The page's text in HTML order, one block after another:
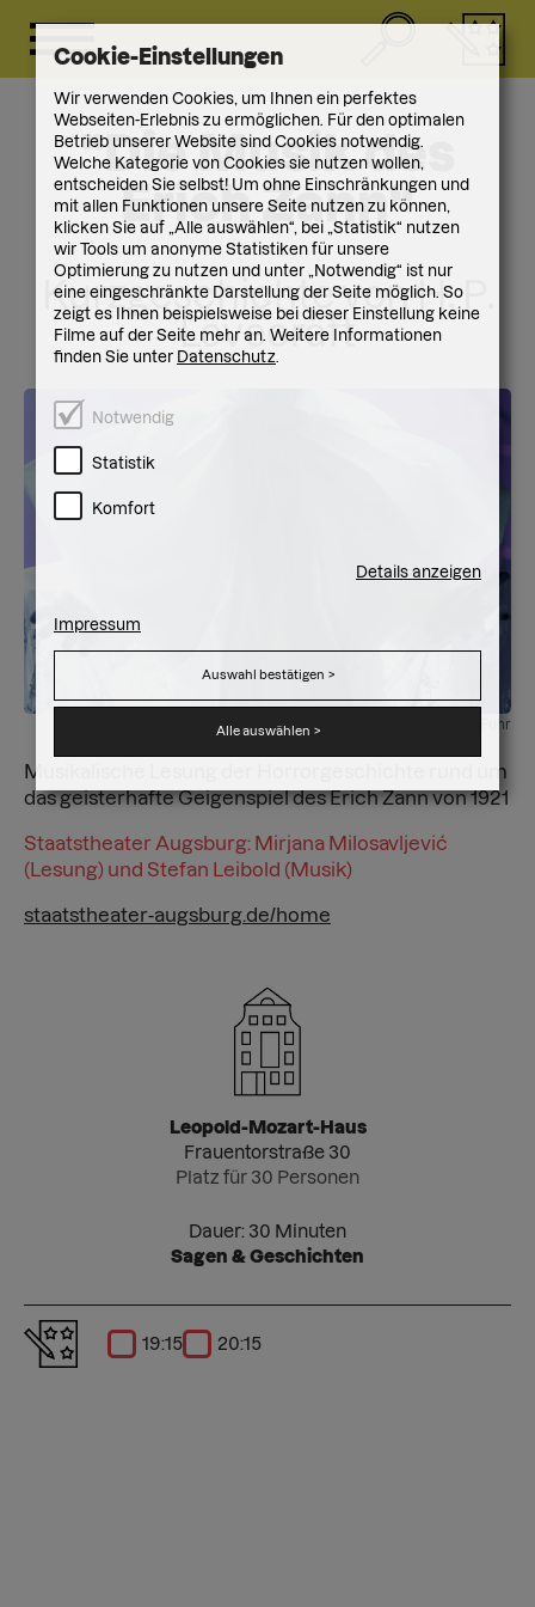
"Die Musik des
Erich Zann“
Kurzgeschichte von H. P.
Lovecraft
© Jan-Pieter Fuhr
Musikalische Lesung der Horrorgeschichte rund um
das geisterhafte Geigenspiel des Erich Zann von 1921
Staatstheater Augsburg: Mirjana Milosavljević
(Lesung) und Stefan Leibold (Musik)
staatstheater-augsburg.de/home
Leopold-Mozart-Haus
Frauentorstraße 30
Platz für 30 Personen
Dauer: 30 Minuten
Sagen & Geschichten
19:15 20:15
Cookie-Einstellungen
Wir verwenden Cookies, um Ihnen ein perfektes
Webseiten-Erlebnis zu ermöglichen. Für den optimalen
Betrieb unserer Website sind Cookies notwendig.
Welche Kategorie von Cookies sie nutzen wollen,
entscheiden Sie selbst! Um ohne Einschränkungen und
mit allen Funktionen unsere Seite nutzen zu können,
klicken Sie auf „Alle auswählen“, bei „Statistik“ nutzen
wir Tools um anonyme Statistiken für unsere
Optimierung zu nutzen und unter „Notwendig“ ist nur
eine eingeschränkte Darstellung der Seite möglich. So
zeigt es Ihnen beispielsweise bei dieser Einstellung keine
Filme auf der Seite mehr an. Weitere Informationen
finden Sie unter Datenschutz.
Notwendig
Statistik
Komfort
Details anzeigen
Impressum
Auswahl bestätigen >
Alle auswählen >